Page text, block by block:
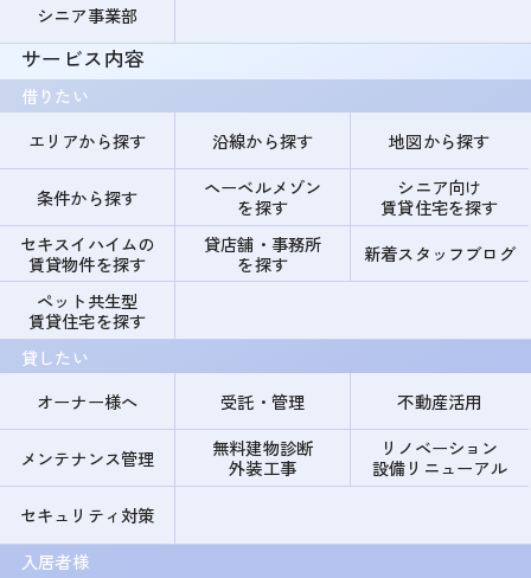
シニア事業部
サービス内容
借りたい
エリアから探す
沿線から探す 地図から探す
条件から探す
ヘーベルメゾン
を探す
シニア向け
賃貸住宅を探す
セキスイハイムの
賃貸物件を探す
貸店舗・事務所
を探す
新着スタッフブログ
ペット共生型
賃貸住宅を探す
貸したい
オーナー様へ
受託・管理 不動産活用
メンテナンス管理
無料建物診断
外装工事
リノベーション
設備リニューアル
セキュリティ対策
入居者様